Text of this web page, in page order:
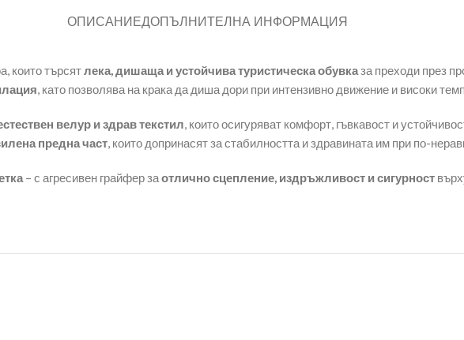
ОПИСАНИЕДОПЪЛНИТЕЛНА ИНФОРМАЦИЯ
които търсятлека, дишаща и устойчива туристическа обувказа преходи през
, като позволява на крака да диша дори при интензивно движение и високи
велур и здрав текстил, които осигуряват комфорт, гъвкавост и
предна част, които допринасят за стабилността и здравината им при по-
– с агресивен грайфер заотлично сцепление, издръжливост и сигурност